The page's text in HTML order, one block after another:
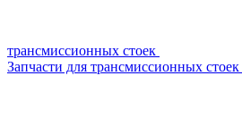
трансмиссионных стоек
Запчасти для трансмиссионных стоек